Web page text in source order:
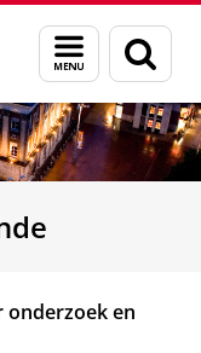
Menu
en
zoeken
onderzoek en